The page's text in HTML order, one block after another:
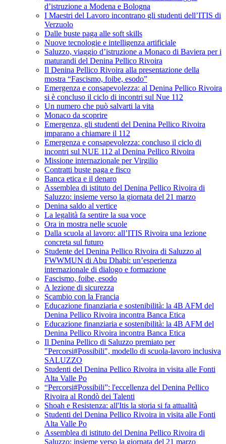
d’istruzione a Modena e Bologna
I Maestri del Lavoro incontrano gli studenti dell’ITIS di
Verzuolo
Dalle buste paga alle soft skills
Nuove tecnologie e intelligenza artificiale
Saluzzo, viaggio d’istruzione a Monaco di Baviera per i
maturandi del Denina Pellico Rivoira
Il Denina Pellico Rivoira alla presentazione della
mostra “Fascismo, foibe, esodo”
Emergenza e consapevolezza: al Denina Pellico Rivoira
si è concluso il ciclo di incontri sul Nue 112
Un numero che può salvarti la vita
Monaco da scoprire
Emergenza, gli studenti del Denina Pellico Rivoira
imparano a chiamare il 112
Emergenza e consapevolezza: concluso il ciclo di
incontri sul NUE 112 al Denina Pellico Rivoira
Missione internazionale per Virgilio
Contratti buste paga e fisco
Banca etica e il denaro
Assemblea di istituto del Denina Pellico Rivoira di
Saluzzo: insieme verso la giornata del 21 marzo
Denina saldo al vertice
La legalità fa sentire la sua voce
Ora in mostra nelle scuole
Dalla scuola al lavoro: all’ITIS Rivoira una lezione
concreta sul futuro
Studente del Denina Pellico Rivoira di Saluzzo al
FWWMUN di Abu Dhabi: un’esperienza
internazionale di dialogo e formazione
Fascismo, foibe, esodo
A lezione di sicurezza
Scambio con la Francia
Educazione finanziaria e sostenibilità: la 4B AFM del
Denina Pellico Rivoira incontra Banca Etica
Educazione finanziaria e sostenibilità: la 4B AFM del
Denina Pellico Rivoira incontra Banca Etica
Il Denina Pellico di Saluzzo premiato per
"Percorsi#Possibili", modello di scuola-lavoro inclusiva
SALUZZO
Studenti del Denina Pellico Rivoira in visita alle Fonti
Alta Valle Po
“Percorsi#Possibili”: l'eccellenza del Denina Pellico
Rivoira al Rondò dei Talenti
Shoah e Resistenza: all'Itis la storia si fa attualità
Studenti del Denina Pellico Rivoira in visita alle Fonti
Alta Valle Po
Assemblea di istituto del Denina Pellico Rivoira di
Saluzzo: insieme verso la giornata del 21 marzo